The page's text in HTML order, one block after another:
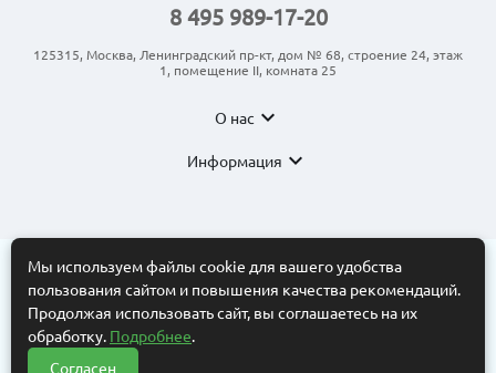
8 495 989-17-20
125315, Москва, Ленинградский пр-кт, дом № 68, строение 24, этаж
1, помещение II, комната 25
О нас expand_more
Информация expand_more
© 2011-2026 ООО “АНКОМ”
Все торговые марки принадлежат их владельцам. Копирование
составляющих частей сайта в какой бы то ни было форме без
разрешения владельца авторских прав запрещено. Интернет-
магазин носит исключительно информационный характер.
Информационные материалы, размеры, фото и цены сайта не
Мы используем файлы cookie для вашего удобства
пользования сайтом и повышения качества рекомендаций.
Продолжая использовать сайт, вы соглашаетесь на их
обработку. Подробнее.
Согласен